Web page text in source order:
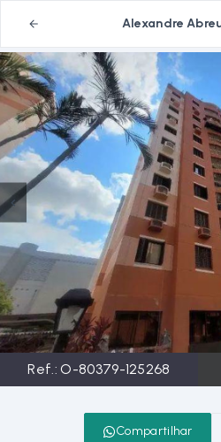
Alexandre
Ref.:O-80379-125268
Compartilhar